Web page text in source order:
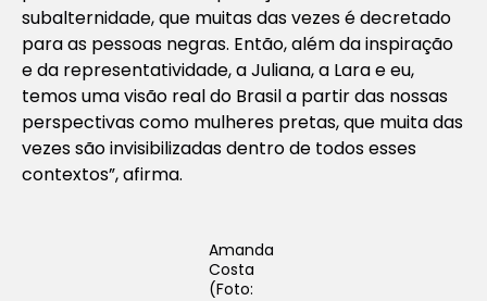
subalternidade, que muitas das vezes é decretado
para as pessoas negras. Então, além da inspiração
e da representatividade, a Juliana, a Lara e eu,
temos uma visão real do Brasil a partir das nossas
perspectivas como mulheres pretas, que muita das
vezes são invisibilizadas dentro de todos esses
contextos”, afirma.
Amanda
Costa
(Foto: